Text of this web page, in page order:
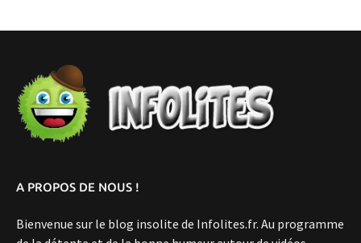
A PROPOS DE NOUS !
Bienvenue sur le blog insolite de Infolites.fr. Au programme